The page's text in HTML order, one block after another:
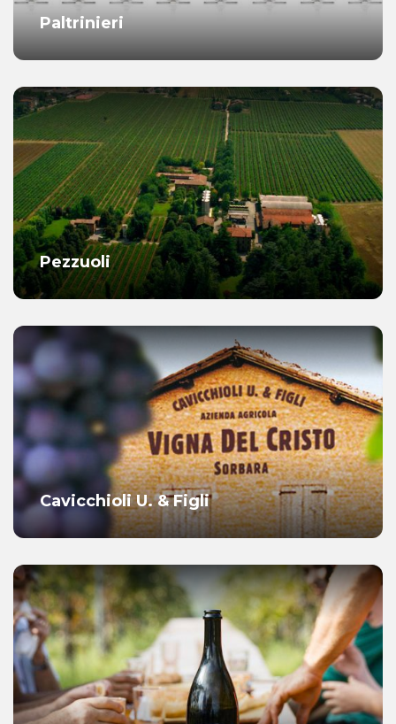
Paltrinieri
Pezzuoli
Cavicchioli U. & Figli